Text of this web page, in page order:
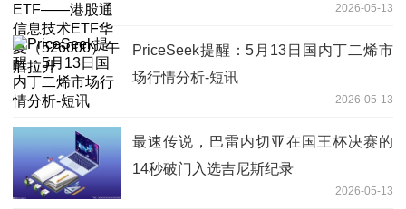
2026-05-13
PriceSeek提醒：5月13日国内丁二烯市
场行情分析-短讯
2026-05-13
最速传说，巴雷内切亚在国王杯决赛的
14秒破门入选吉尼斯纪录
2026-05-13